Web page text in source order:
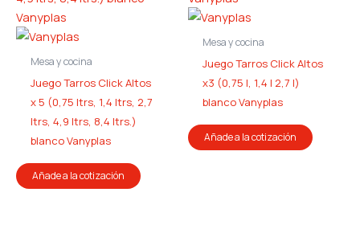
Mesa y cocina
Juego Tarros Click Altos
x 5 (0,75 ltrs, 1,4 ltrs, 2,7
ltrs, 4,9 ltrs, 8,4 ltrs.)
blanco Vanyplas
Añade a la cotización
Mesa y cocina
Juego Tarros Click Altos
x3 (0,75 l, 1,4 l 2,7 l)
blanco Vanyplas
Añade a la cotización